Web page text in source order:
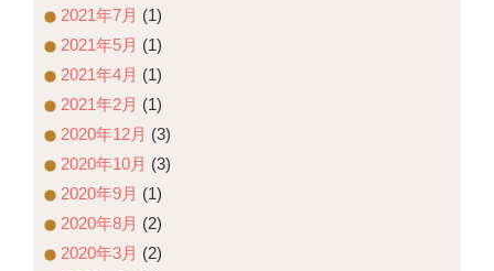
2021年7月 (1)
2021年5月 (1)
2021年4月 (1)
2021年2月 (1)
2020年12月 (3)
2020年10月 (3)
2020年9月 (1)
2020年8月 (2)
2020年3月 (2)